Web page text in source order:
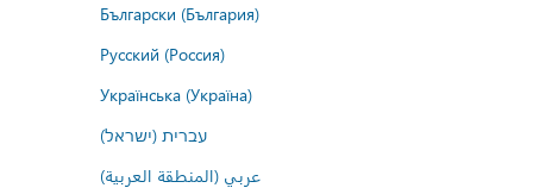
Български (България)
Русский (Россия)
Українська (Україна)
עברית (ישראל)
عربي (المنطقة العربية)